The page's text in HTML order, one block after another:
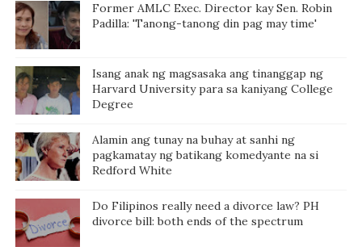
Former AMLC Exec. Director kay Sen. Robin
Padilla: 'Tanong-tanong din pag may time'
Isang anak ng magsasaka ang tinanggap ng
Harvard University para sa kaniyang College
Degree
Alamin ang tunay na buhay at sanhi ng
pagkamatay ng batikang komedyante na si
Redford White
Do Filipinos really need a divorce law? PH
divorce bill: both ends of the spectrum